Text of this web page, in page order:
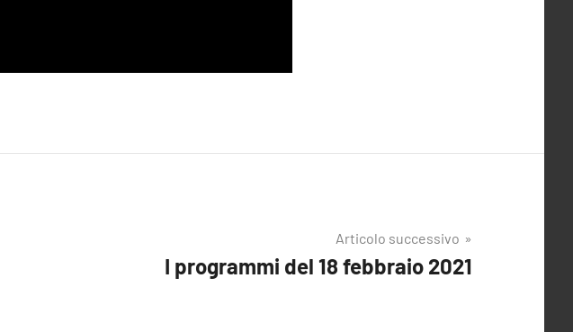
Articolo successivo
I programmi del 18 febbraio 2021